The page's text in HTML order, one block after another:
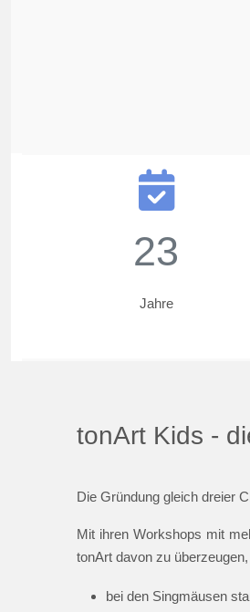
23
Jahre
tonArt Kids -
Die Gründung gleich dreier
Mit ihren Workshops mit
tonArt davon zu
bei den Singmäusen